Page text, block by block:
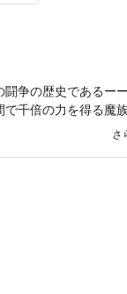
闘争の歴史であるー
千倍の力を得る魔
魔道士」「機械工」